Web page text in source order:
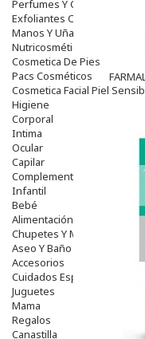
Perfumes Y Colonias
Exfoliantes Corporales
Manos Y Uñas
Nutricosmética
Cosmetica De Pies
Pacs Cosméticos
Cosmetica Facial Piel
Higiene
Corporal
Intima
Ocular
Capilar
Complementos
Infantil
Bebé
Alimentación Y
Chupetes Y Mordedores
Aseo Y Baño
Accesorios
Cuidados Especiales
Juguetes
Mama
Regalos
Canastilla